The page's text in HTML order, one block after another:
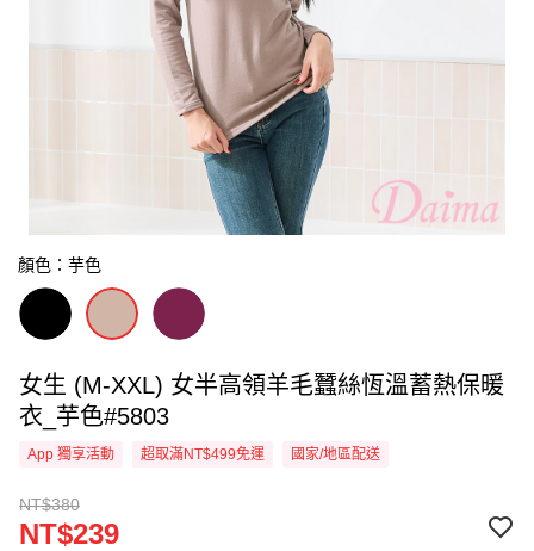
顏色：芋色
女生 (M-XXL) 女半高領羊毛蠶絲恆溫蓄熱保暖
衣_芋色#5803
App 獨享活動 超取滿NT$499免運 國家/地區配送
NT$380
NT$239